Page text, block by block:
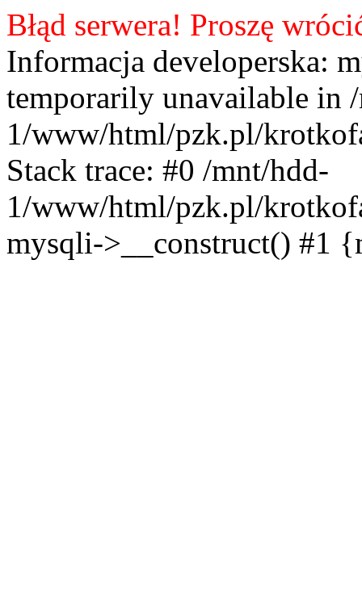
Błąd serwera! Proszę
Informacja developerska:
temporarily unavailable in
1/www/html/pzk.pl/
Stack trace: #0 /mnt/hdd-
1/www/html/pzk.pl/
mysqli->__construct() #1